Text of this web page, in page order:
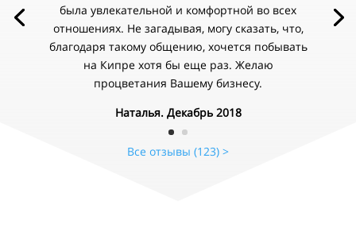
была увлекательной и комфортной во всех
отношениях. Не загадывая, могу сказать, что,
благодаря такому общению, хочется побывать
на Кипре хотя бы еще раз. Желаю
процветания Вашему бизнесу.
Наталья. Декабрь 2018
Все отзывы (123) >